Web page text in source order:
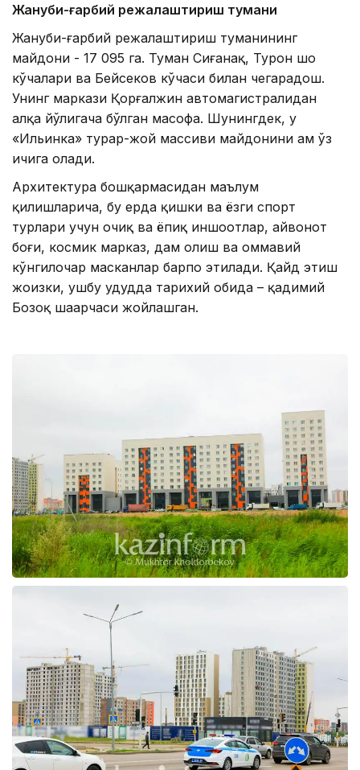
Жануби-ғарбий режалаштириш тумани
Жануби-ғарбий режалаштириш туманининг
майдони - 17 095 га. Туман Сиғанақ, Турон шоҳ
кўчалари ва Бейсеков кўчаси билан чегарадош.
Унинг маркази Қорғалжин автомагистралидан
ҳалқа йўлигача бўлган масофа. Шунингдек, у
«Ильинка» турар-жой массиви майдонини ҳам ўз
ичига олади.
Архитектура бошқармасидан маълум
қилишларича, бу ерда қишки ва ёзги спорт
турлари учун очиқ ва ёпиқ иншоотлар, ҳайвонот
боғи, космик марказ, дам олиш ва оммавий
кўнгилочар масканлар барпо этилади. Қайд этиш
жоизки, ушбу ҳудудда тарихий обида – қадимий
Бозоқ шаҳарчаси жойлашган.